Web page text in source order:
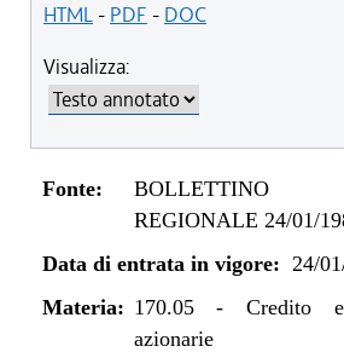
HTML- PDF - DOC
Visualizza:
Fonte:
BOLLETTINO
REGIONALE 24/01/
Data di entrata in vigore: 24/
Materia: 170.05-Credito
azionarie